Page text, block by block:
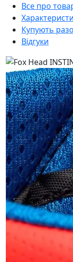
Все про
Купують
Відгуки